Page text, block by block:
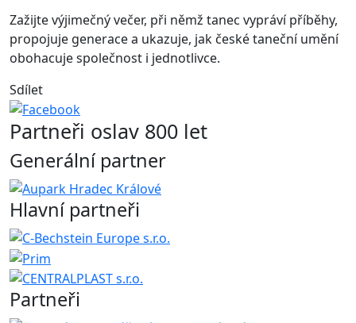
Zažijte výjimečný večer, při němž tanec vypráví příběhy,
propojuje generace a ukazuje, jak české taneční umění
obohacuje společnost i jednotlivce.
Sdílet
Partneři oslav 800 let
Generální partner
Hlavní partneři
Partneři